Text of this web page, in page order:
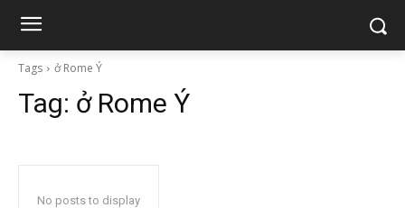
Tags ở Rome Ý
Tag: ở Rome Ý
No posts to display